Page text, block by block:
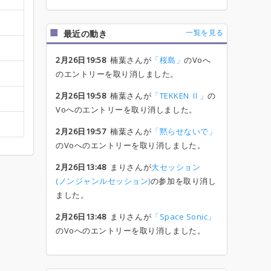
最近の動き 一覧を見る
2月26日19:58楠葉さんが 「桜島」のVoへ
のエントリーを取り消しました。
2月26日19:58楠葉さんが 「TEKKEN Ⅱ」の
Voへのエントリーを取り消しました。
2月26日19:57楠葉さんが 「黙らせないで」
のVoへのエントリーを取り消しました。
2月26日13:48まりさんが大セッション
(ノンジャンルセッション)の参加を取り消し
ました。
2月26日13:48まりさんが 「Space Sonic」
のVoへのエントリーを取り消しました。